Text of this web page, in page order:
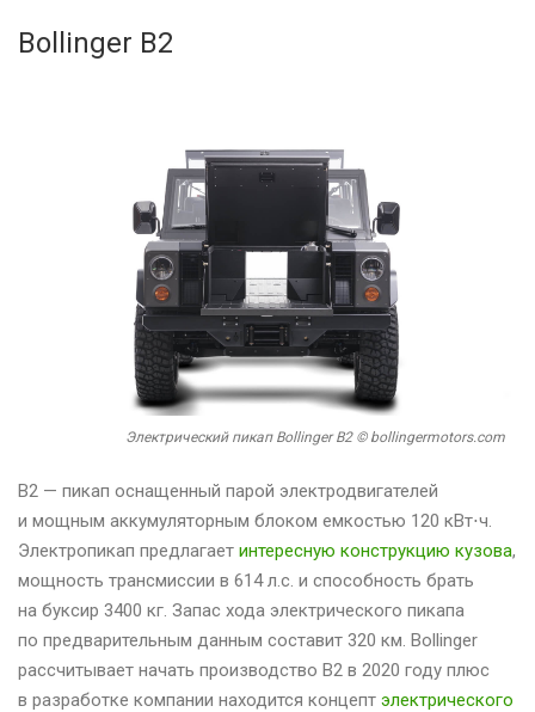
Bollinger B2
Электрический пикап Bollinger B2 © bollingermotors.com
B2 — пикап оснащенный парой электродвигателей
и мощным аккумуляторным блоком емкостью 120 кВт⋅ч.
Электропикап предлагает интересную конструкцию кузова,
мощность трансмиссии в 614 л.с. и способность брать
на буксир 3400 кг. Запас хода электрического пикапа
по предварительным данным составит 320 км. Bollinger
рассчитывает начать производство B2 в 2020 году плюс
в разработке компании находится концепт электрического